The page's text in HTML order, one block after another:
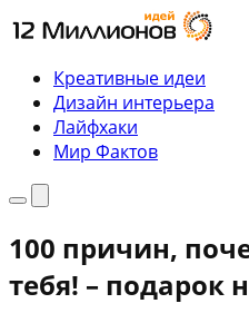
Перейти
к
содержимому
Креативные идеи
Дизайн интерьера
Лайфхаки
Мир Фактов
МенюПоиск
100 причин,
тебя! – подарок